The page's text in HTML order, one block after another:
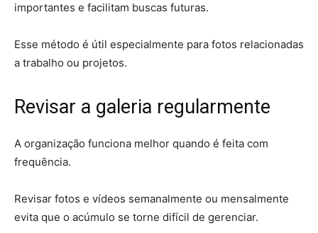
importantes e facilitam buscas futuras.
Esse método é útil especialmente para fotos relacionadas
a trabalho ou projetos.
Revisar a galeria regularmente
A organização funciona melhor quando é feita com
frequência.
Revisar fotos e vídeos semanalmente ou mensalmente
evita que o acúmulo se torne difícil de gerenciar.